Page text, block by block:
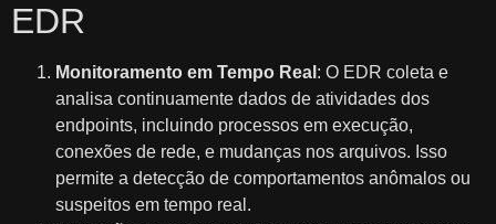
EDR
Monitoramento em Tempo Real : O EDR coleta e
analisa continuamente dados de atividades dos
endpoints, incluindo processos em execução,
conexões de rede, e mudanças nos arquivos. Isso
permite a detecção de comportamentos anômalos ou
suspeitos em tempo real.